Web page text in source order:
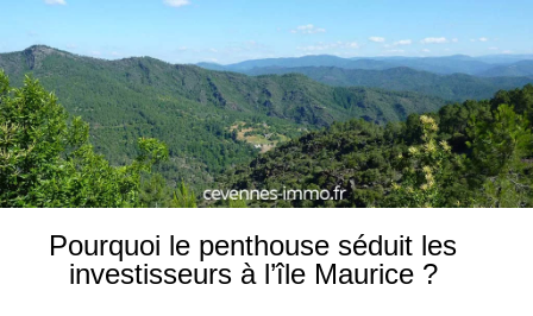
Pourquoi le penthouse séduit les
investisseurs à l’île Maurice ?